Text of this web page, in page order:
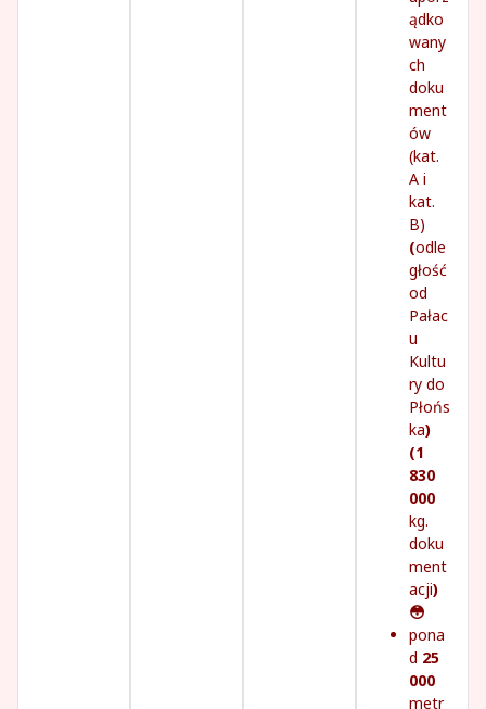
ądko
wany
ch
doku
ment
ów
(kat.
A i
kat.
B)
(odle
głość
od
Pałac
u
Kultu
ry do
Płońs
ka)
(1
830
000
kg.
doku
ment
acji)
😳
pona
d 25
000
metr